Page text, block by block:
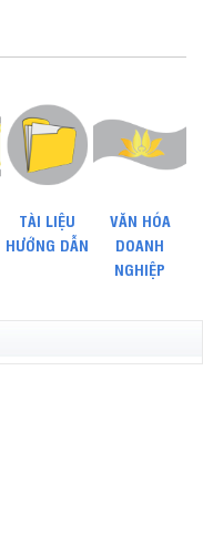
TÀI LIỆU
HƯỚNG DẪN
VĂN HÓA
DOANH
NGHIỆP